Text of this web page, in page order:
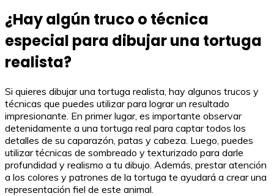
¿Hay algún truco o técnica
especial para dibujar una tortuga
realista?
Si quieres dibujar una tortuga realista, hay algunos trucos y
técnicas que puedes utilizar para lograr un resultado
impresionante. En primer lugar, es importante observar
detenidamente a una tortuga real para captar todos los
detalles de su caparazón, patas y cabeza. Luego, puedes
utilizar técnicas de sombreado y texturizado para darle
profundidad y realismo a tu dibujo. Además, prestar atención
a los colores y patrones de la tortuga te ayudará a crear una
representación fiel de este animal.